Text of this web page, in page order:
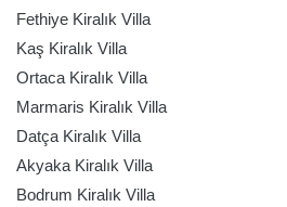
Fethiye Kiralık Villa
Kaş Kiralık Villa
Ortaca Kiralık Villa
Marmaris Kiralık Villa
Datça Kiralık Villa
Akyaka Kiralık Villa
Bodrum Kiralık Villa